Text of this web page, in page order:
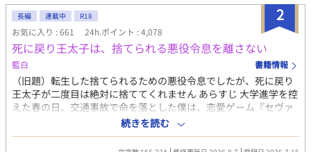
2
長編 連載中 R18
お気に入り : 661 24h.ポイント : 4,078
死に戻り王太子は、捨てられる悪役令息を離さない
藍白 書籍情報
（旧題）転生した捨てられるための悪役令息でしたが、死に戻り
王太子が二度目は絶対に捨ててくれません あらすじ 大学進学を控
えた春の日、交通事故で命を落とした僕は、恋愛ゲーム『セヴァ
恋』の悪役令息ルーカス・アーネットとして目を覚ました。 卒業
式で断罪され、王太子に婚約破棄される――その未来を知ってい
る僕は、破滅を避けるため、王太子アロイス・セヴァリーとの婚
続きを読む